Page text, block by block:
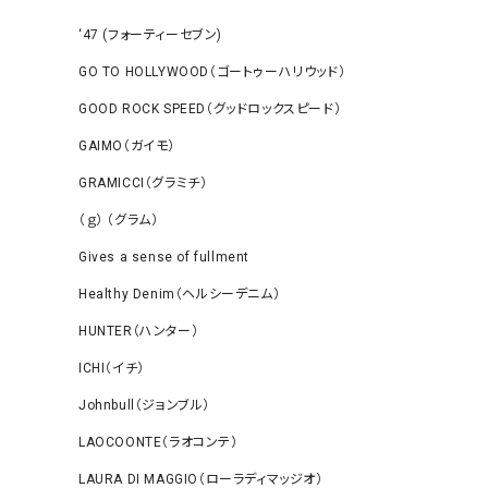
‘47 (フォーティーセブン)
GO TO HOLLYWOOD（ゴートゥーハリウッド）
GOOD ROCK SPEED（グッドロックスピード）
GAIMO（ガイモ）
GRAMICCI（グラミチ）
（ｇ） （グラム）
Gives a sense of fullment
Healthy Denim（ヘルシーデニム）
HUNTER（ハンター）
ICHI（イチ）
Johnbull（ジョンブル）
LAOCOONTE（ラオコンテ）
LAURA DI MAGGIO（ローラディマッジオ）